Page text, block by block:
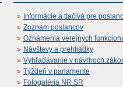
Informácie a tlačivá pre
Zoznam poslancov
Oznámenia verejných
Návštevy a prehliadky
Vyhľadávanie v návrhoch
Týždeň v parlamente
Fotogaléria NR SR